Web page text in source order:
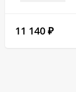
11 140 ₽